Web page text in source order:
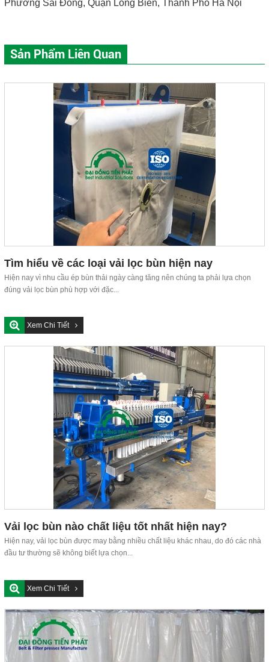
Phường Sài Đồng, Quận Long Biên, Thành Phố Hà Nội
Sản Phẩm Liên Quan
Tìm hiểu về các loại vải lọc bùn hiện nay
Hiện nay vì nhu cầu ép bùn thải ngày càng tăng nên chúng ta phải lựa chọn
đúng vải lọc bùn phù hợp với đặc...
Xem Chi Tiết
Vải lọc bùn nào chất liệu tốt nhất hiện nay?
Hiện nay, vải lọc bùn được may bằng nhiều chất liệu khác nhau, do đó các nhà
đầu tư thường sẽ không biết lựa chọn...
Xem Chi Tiết